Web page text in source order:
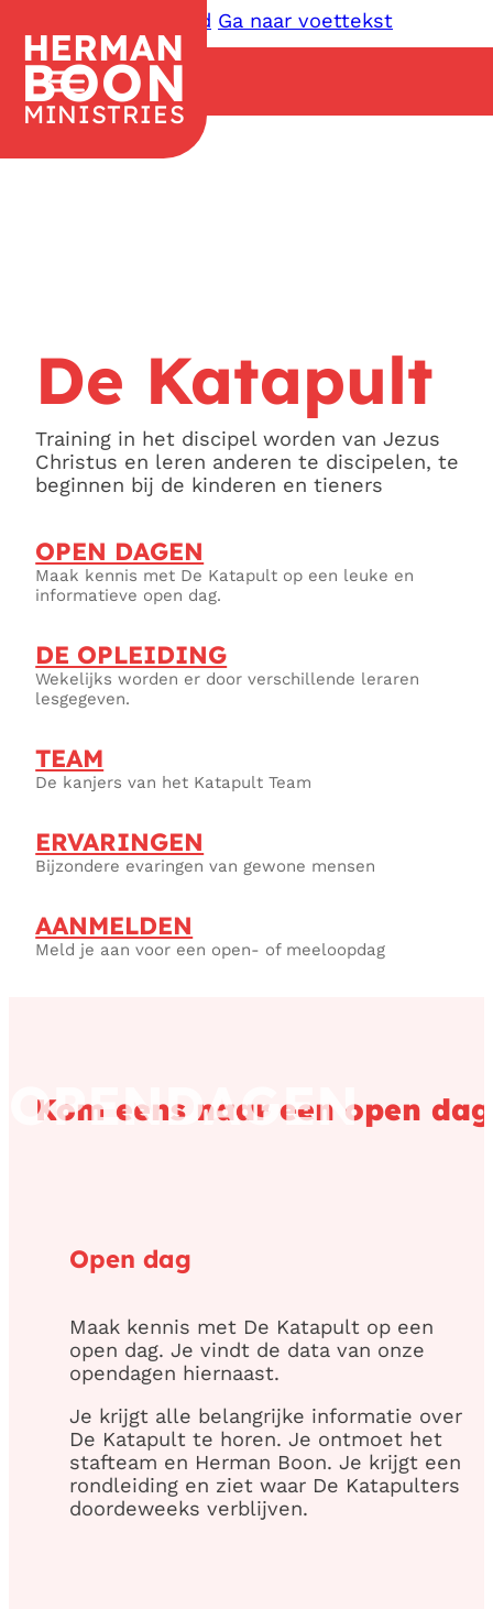
Ga naar hoofdinhoud Ga naar voettekst
MINISTRIES
BOON
HERMAN
De Katapult
Training in het discipel worden van Jezus
Christus en leren anderen te discipelen, te
beginnen bij de kinderen en tieners
OPEN DAGEN
Maak kennis met De Katapult op een leuke en
informatieve open dag.
DE OPLEIDING
Wekelijks worden er door verschillende leraren
lesgegeven.
TEAM
De kanjers van het Katapult Team
ERVARINGEN
Bijzondere evaringen van gewone mensen
AANMELDEN
Meld je aan voor een open- of meeloopdag
Kom eens naar een open
OPENDAGEN
Open dag
Maak kennis met De Katapult op een
open dag. Je vindt de data van onze
opendagen hiernaast.
Je krijgt alle belangrijke informatie over
De Katapult te horen. Je ontmoet het
stafteam en Herman Boon. Je krijgt een
rondleiding en ziet waar De Katapulters
doordeweeks verblijven.